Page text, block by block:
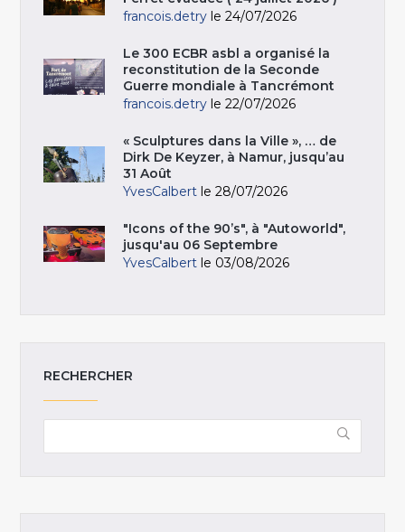
francois.detry le 24/07/2026
Le 300 ECBR asbl a organisé la
reconstitution de la Seconde
Guerre mondiale à Tancrémont
francois.detry le 22/07/2026
« Sculptures dans la Ville », … de
Dirk De Keyzer, à Namur, jusqu’au
31 Août
YvesCalbert le 28/07/2026
"Icons of the 90’s", à "Autoworld",
jusqu'au 06 Septembre
YvesCalbert le 03/08/2026
RECHERCHER